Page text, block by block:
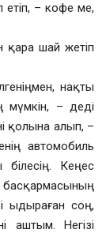
етіп, – кофе ме,
шай жетіп
нақты
мүмкін, – деді
қолына алып, –
автомобиль
білесің. Кеңес
басқармасының
ыдыраған соң,
аштым. Негізі